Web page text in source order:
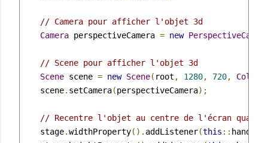
// Camera pour afficher l'objet 3d
Camera perspectiveCamera = new
// Scene pour afficher l'objet 3d
Scene scene = new Scene( root , 1280, 720, Color
    scene
. setCamera(perspectiveCamera);
// Recentre l'objet au centre de l'écran quand
    stage
.widthProperty(). addListener(this ::